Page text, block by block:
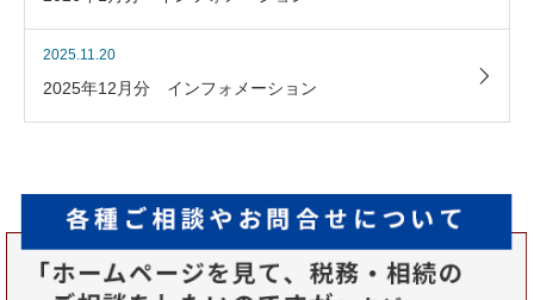
2025.11.20
2025年12月分 インフォメーション